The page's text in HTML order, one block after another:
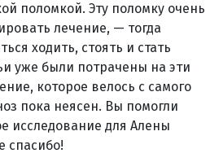
поломкой. Эту поломку очень
лечение, — тогда
ходить, стоять и стать
уже были потрачены на эти
которое велось с самого
пока неясен. Вы помогли
исследование для Алены
спасибо!